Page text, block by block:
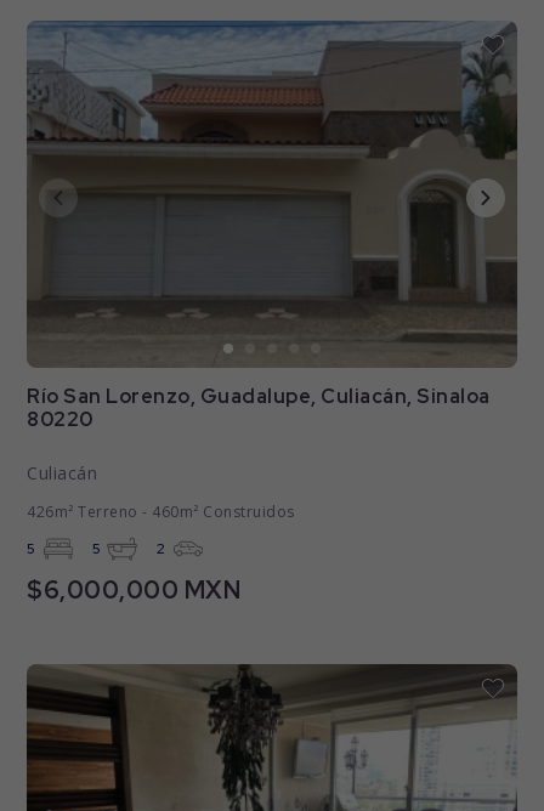
Río San Lorenzo, Guadalupe, Culiacán, Sinaloa
80220
Culiacán
426m² Terreno - 460m² Construidos
5 5 2
$6,000,000 MXN